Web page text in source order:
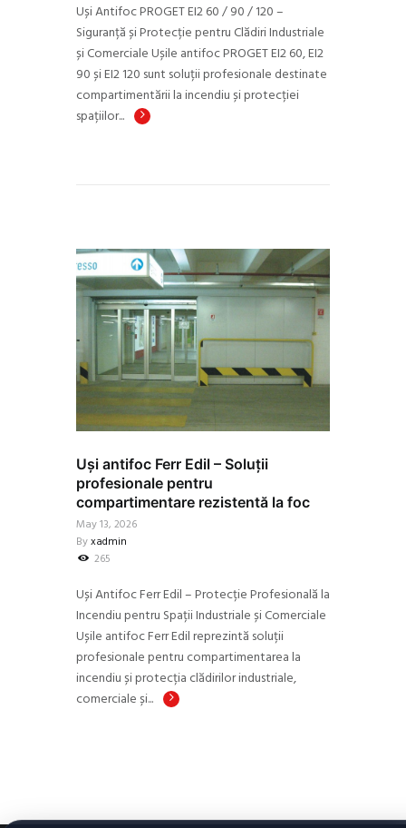
Uși Antifoc PROGET EI2 60 / 90 / 120 –
Siguranță și Protecție pentru Clădiri Industriale
și Comerciale Ușile antifoc PROGET EI2 60, EI2
90 și EI2 120 sunt soluții profesionale destinate
compartimentării la incendiu și protecției
spațiilor...
Uși antifoc Ferr Edil – Soluții
profesionale pentru
compartimentare rezistentă la foc
May 13, 2026
Byxadmin
265
Uși Antifoc Ferr Edil – Protecție Profesională la
Incendiu pentru Spații Industriale și Comerciale
Ușile antifoc Ferr Edil reprezintă soluții
profesionale pentru compartimentarea la
incendiu și protecția clădirilor industriale,
comerciale și...